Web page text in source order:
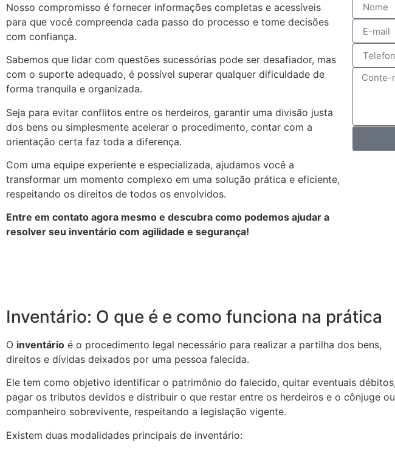
Nosso compromisso é fornecer informações completas e acessíveis
para que você compreenda cada passo do processo e tome decisões
com confiança.
Sabemos que lidar com questões sucessórias pode ser desafiador, mas
com o suporte adequado, é possível superar qualquer dificuldade de
forma tranquila e organizada.
Seja para evitar conflitos entre os herdeiros, garantir uma divisão justa
dos bens ou simplesmente acelerar o procedimento, contar com a
orientação certa faz toda a diferença.
Com uma equipe experiente e especializada, ajudamos você a
transformar um momento complexo em uma solução prática e eficiente,
respeitando os direitos de todos os envolvidos.
Entre em contato agora mesmo e descubra como podemos ajudar a
resolver seu inventário com agilidade e segurança!
Inventário: O que é e como funciona na prática
O inventário é o procedimento legal necessário para realizar a partilha dos bens,
direitos e dívidas deixados por uma pessoa falecida.
Ele tem como objetivo identificar o patrimônio do falecido, quitar eventuais débitos,
pagar os tributos devidos e distribuir o que restar entre os herdeiros e o cônjuge ou
companheiro sobrevivente, respeitando a legislação vigente.
Existem duas modalidades principais de inventário: